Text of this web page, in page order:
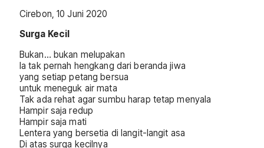
Cirebon, 10 Juni 2020
Surga Kecil
Bukan… bukan melupakan
Ia tak pernah hengkang dari beranda jiwa
yang setiap petang bersua
untuk meneguk air mata
Tak ada rehat agar sumbu harap tetap menyala
Hampir saja redup
Hampir saja mati
Lentera yang bersetia di langit-langit asa
Di atas surga kecilnya